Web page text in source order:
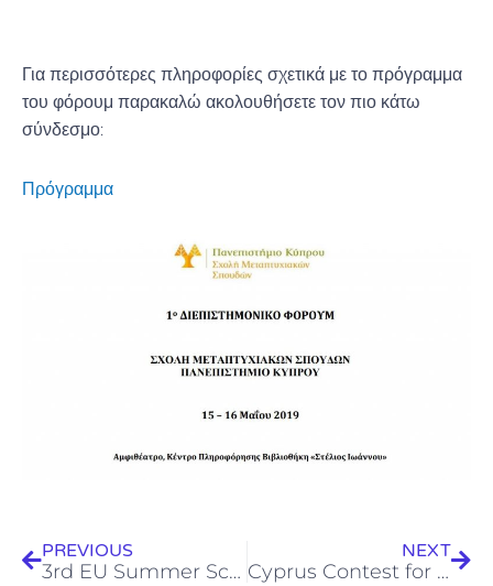
Για περισσότερες πληροφορίες σχετικά με το πρόγραμμα
του φόρουμ παρακαλώ ακολουθήσετε τον πιο κάτω
σύνδεσμο:
Πρόγραμμα
PREVIOUS
3rd EU Summer School on Environmental Applications of Advanced Oxidation Processes (AOPs)
NEXT
Cyprus Contest for Young Scientists